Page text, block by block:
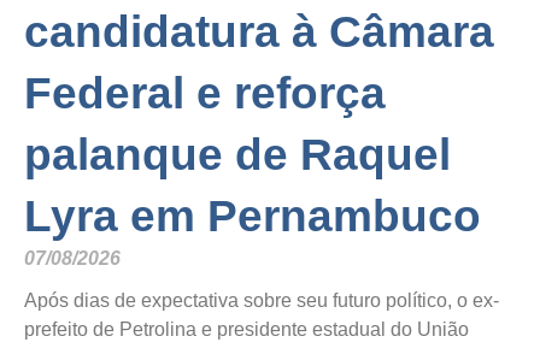
candidatura à Câmara
Federal e reforça
palanque de Raquel
Lyra em Pernambuco
07/08/2026
Após dias de expectativa sobre seu futuro político, o ex-
prefeito de Petrolina e presidente estadual do União